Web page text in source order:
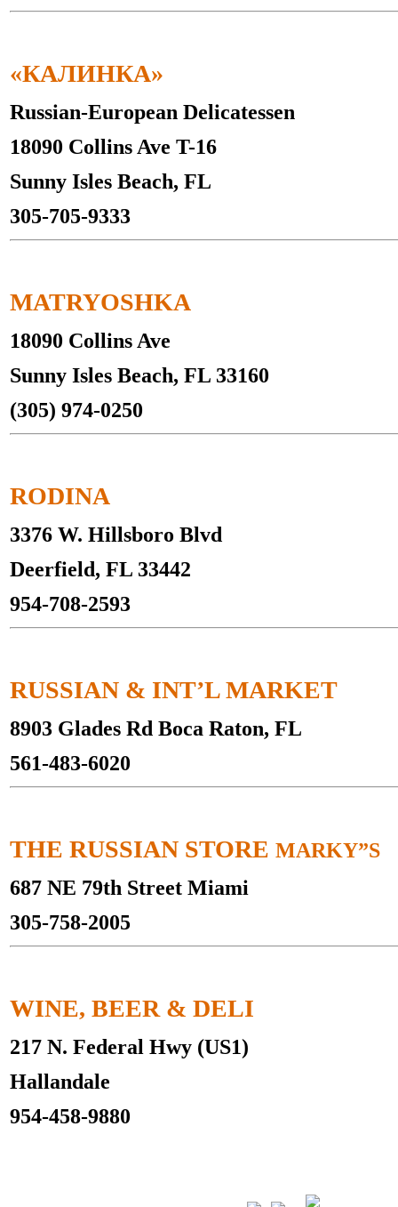
«КАЛИНКА»
Russian-European Delicatessen
18090 Collins Ave T-16
Sunny Isles Beach, FL
305-705-9333
MATRYOSHKA
18090 Collins Ave
Sunny Isles Beach, FL 33160
(305) 974-0250
RODINA
3376 W. Hillsboro Blvd
Deerfield, FL 33442
954-708-2593
RUSSIAN & INT’L MARKET
8903 Glades Rd Boca Raton, FL
561-483-6020
THE RUSSIAN STORE MARKY”S
687 NE 79th Street Miami
305-758-2005
WINE, BEER & DELI
217 N. Federal Hwy (US1)
Hallandale
954-458-9880